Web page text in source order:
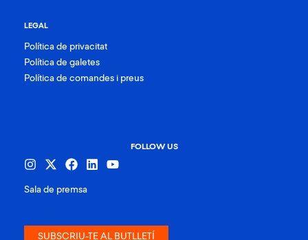
LEGAL
Política de privacitat
Política de galetes
Política de comandes i preus
FOLLOW US
Sala de premsa
SUBSCRIU-TE AL BUTLLETÍ